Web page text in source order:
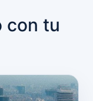
con tu